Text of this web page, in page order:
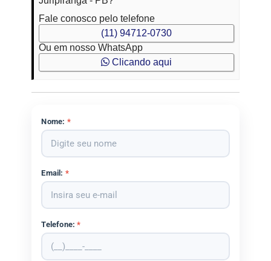
Fale conosco pelo telefone
(11) 94712-0730
Ou em nosso WhatsApp
Clicando aqui
Nome: *
Email: *
Telefone:*